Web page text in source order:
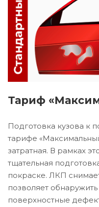
Тариф
Подготовка кузова к
тарифе
затратная. В рамках
тщательная
покраске. ЛКП
позволяет
поверхностные